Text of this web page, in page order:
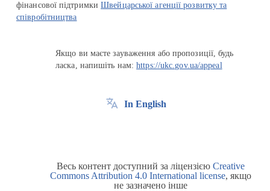
фінансової підтримкиШвейцарської агенції розвитку та
співробітництва
Якщо ви маєте зауваження або пропозиції, будь
ласка, напишіть нам:https://ukc.gov.ua/appeal
In English
Весь контент доступний за ліцензією Creative
Commons Attribution 4.0 International license, якщо
не зазначено інше